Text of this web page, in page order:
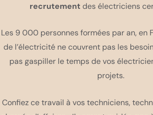
recrutement des électriciens
Les 9 000 personnes formées par an, en
de l’électricité ne couvrent pas les
pas gaspiller le temps de vos
projets.
Confiez ce travail à vos techniciens,